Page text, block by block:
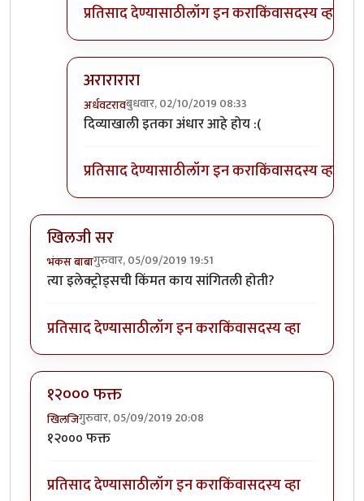
प्रतिसाद देण्यासाठीलॉग इन कराकिंवासदस्य व्हा
अरारारारा
अर्धवटरावबुधवार, 02/10/2019 08:33
In reply toइंटर्नल कंबशन इंजिनाची इंधन
दिव्याखाली इतका अंधार आहे होय :(
प्रतिसाद देण्यासाठीलॉग इन कराकिंवासदस्य व्हा
खिलजी सर
भंकस बाबागुरुवार, 05/09/2019 19:51
त्या इलेक्ट्रोड्सची किंमत काय सांगितली होती?
प्रतिसाद देण्यासाठीलॉग इन कराकिंवासदस्य व्हा
१२००० फक्त
खिलजिगुरुवार, 05/09/2019 20:08
१२००० फक्त
प्रतिसाद देण्यासाठीलॉग इन कराकिंवासदस्य व्हा